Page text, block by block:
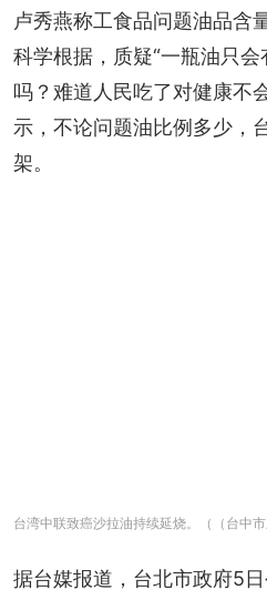
卢秀燕称工食品问题油品含
科学根据，质疑“一瓶油只
吗？难道人民吃了对健康不
示，不论问题油比例多少，
架。
台湾中联致癌沙拉油持续延烧。（（台中市
据台媒报道，台北市政府5